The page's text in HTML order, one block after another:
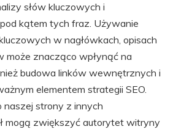
słów kluczowych i
kątem tych fraz. Używanie
w nagłówkach, opisach
może znacząco wpłynąć na
budowa linków wewnętrznych i
elementem strategii SEO.
naszej strony z innych
mogą zwiększyć autorytet witryny